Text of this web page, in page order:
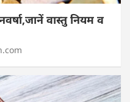
वास्तु नियम व